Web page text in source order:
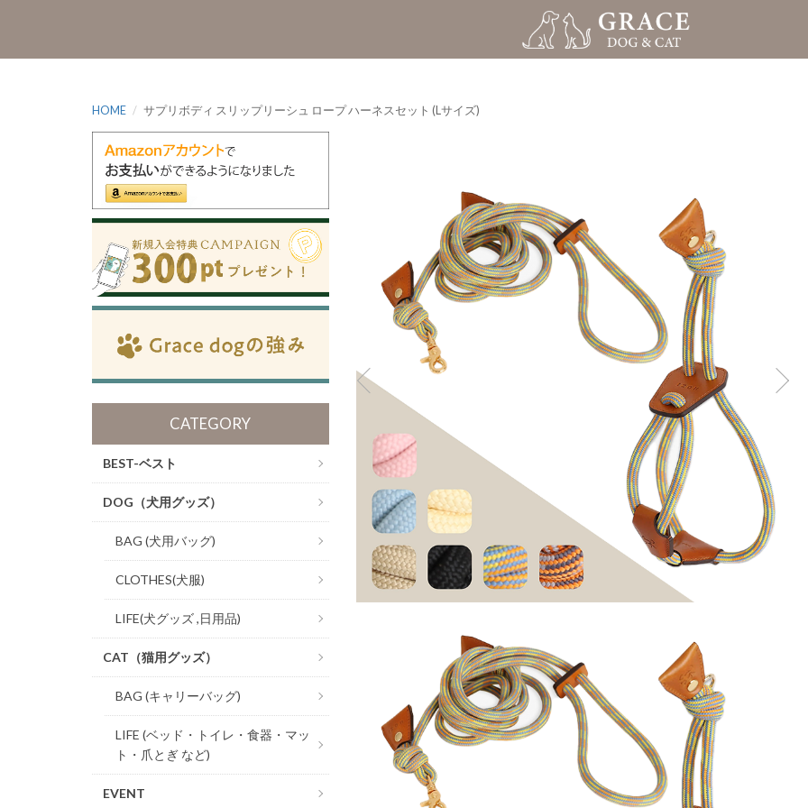
HOME サプリボディ スリップリーシュ ロープ ハーネスセット (Lサイズ)
CATEGORY
BEST-ベスト
DOG（犬用グッズ）
BAG (犬用バッグ)
CLOTHES(犬服)
LIFE(犬グッズ ,日用品)
CAT（猫用グッズ）
BAG (キャリーバッグ)
LIFE (ベッド・トイレ・食器・マッ
ト・爪とぎ など)
EVENT